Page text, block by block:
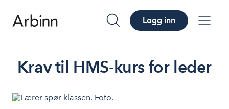
søk Logg inn
Krav til HMS-kurs for leder